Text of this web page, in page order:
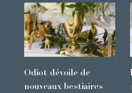
Odiot dévoile de
nouveaux bestiaires